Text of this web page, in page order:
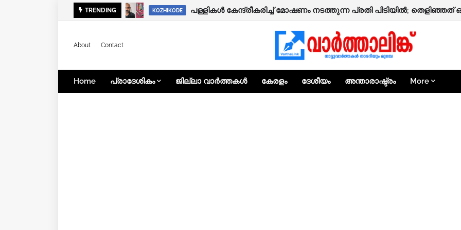
TRENDING KOZHIKODE പള്ളികൾ കേന്ദ്രീകരിച്ച് മോഷണം നടത്തുന്ന പ്രതി പിടിയിൽ; തെളിഞ്ഞത്
KOZHIKODE കനത്ത മഴ: നാദാപുരത്ത് നിർമ്മാണത്തിലിരിക്കുന്ന രണ്ടുനില വീട്
About Contact
Home പ്രാദേശികം ജില്ലാ വാർത്തകൾ കേരളം ദേശീയം അന്താരാഷ്ട്രം More